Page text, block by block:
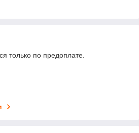
только по предоплате.